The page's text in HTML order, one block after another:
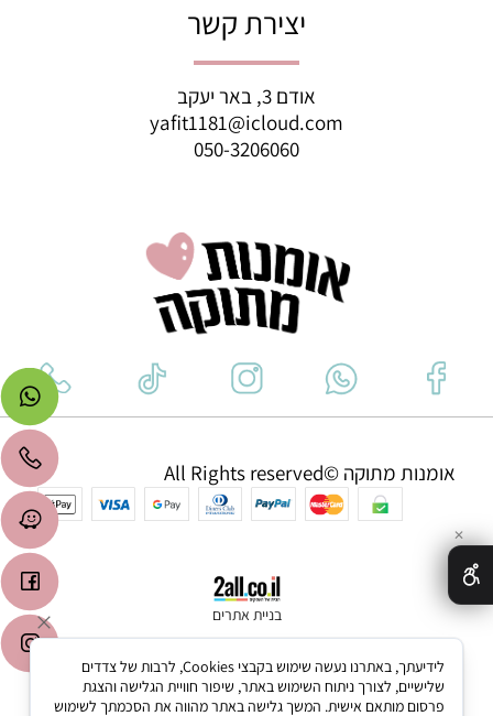
יצירת קשר
אודם 3, באר יעקב
yafit1181@icloud.com
050-3206060
אומנות מתוקה ©All Rights reserved
בניית אתרים
✕
לידיעתך, באתרנו נעשה שימוש בקבצי Cookies, לרבות של צדדים
שלישיים, לצורך ניתוח השימוש באתר, שיפור חוויית הגלישה והצגת
פרסום מותאם אישית. המשך גלישה באתר מהווה את הסכמתך לשימוש